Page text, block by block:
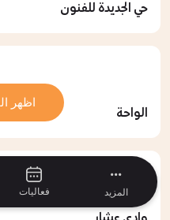
حي الجديدة للفنون
الواحة
اظهر
فعاليات المزيد